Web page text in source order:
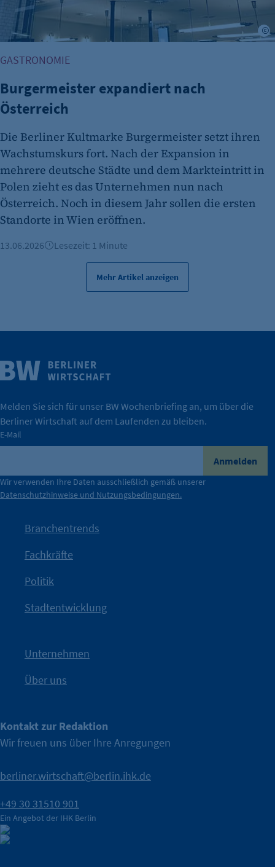
IHK Berlin. Offizieller Unterstützer der Berliner Wirtschaft.
Nach einer aufmerksamkeitsstarken Teaserphase geht die
Kampagne der IHK Berlin in die nächste Stufe. Mit
IHK?“wurde bewusst Neugier geweckt und Gespräche
mit Haltung.
Die Unternehmer stehen stellvertretend für die Vielfalt
der Berliner Wirtschaft.
Durch ihre Perspektiven wird deutlich, was der Claim
konkret bedeutet – und wie die IHK Berlin Unternehmen
tatsächlich unterstützt.
Wirtschaft.
Weitere Infos
GASTRONOMIE
Burgermeister expandiert nach
Österreich
Die Berliner Kultmarke Burgermeister setzt ihren
Wachstumskurs fort. Nach der Expansion in
mehrere deutsche Städte und dem Markteintritt in
Polen zieht es das Unternehmen nun nach
Österreich. Noch in diesem Jahr sollen die ersten
Standorte in Wien eröffnen.
13.06.2026 Lesezeit: 1 Minute
Mehr Artikel anzeigen
Melden Sie sich für unser BW Wochenbriefing an, um über die
Berliner Wirtschaft auf dem Laufenden zu bleiben.
E-Mail
Anmelden
Wir verwenden Ihre Daten ausschließlich gemäß unserer
Datenschutzhinweise und Nutzungsbedingungen.
Branchentrends
Fachkräfte
Politik
Stadtentwicklung
Unternehmen
Über uns
Kontakt zur Redaktion
Wir freuen uns über Ihre Anregungen
berliner.wirtschaft@berlin.ihk.de
+49 30 31510 901
Ein Angebot der IHK Berlin